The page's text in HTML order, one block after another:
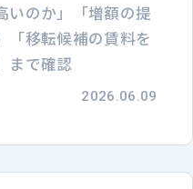
いのか」「増額の提
「移転候補の賃料を
まで確認
2026.06.09